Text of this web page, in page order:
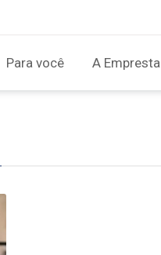
Para você A Empresta